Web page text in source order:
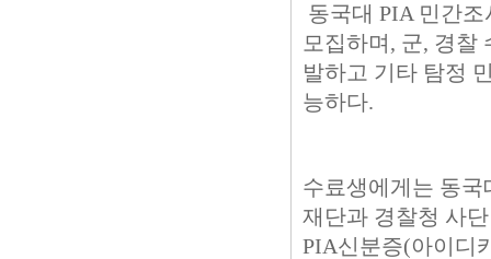
동국대 PIA 민간
모집하며, 군, 경찰
발하고 기타 탐정
능하다.
수료생에게는 동
재단과 경찰청 사
PIA신분증(아이디